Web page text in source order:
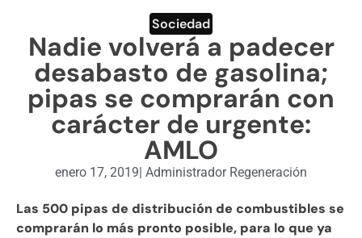
ENGLISH SECTION
VIDEOS
Sociedad
Nadie volverá a padecer
desabasto de gasolina;
pipas se comprarán con
carácter de urgente:
AMLO
enero 17, 2019| Administrador Regeneración
Las 500 pipas de distribución de combustibles se
comprarán lo más pronto posible, para lo que ya